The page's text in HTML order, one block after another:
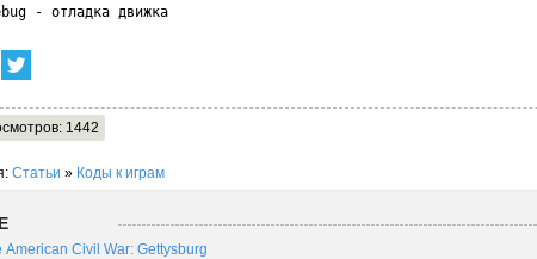
- отладка движка
1442
Статьи » Коды к играм
American Civil War: Gettysburg